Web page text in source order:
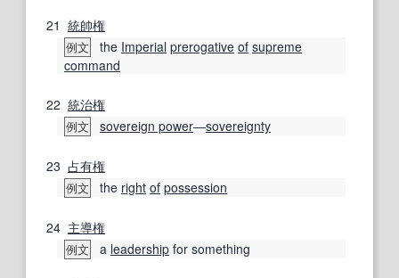
21 統帥権
例文 the Imperial prerogative of supreme
command
22 統治権
例文 sovereign power―sovereignty
23 占有権
例文 the right of possession
24 主導権
例文 a leadership for something